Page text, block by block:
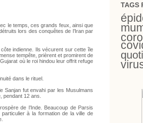
TAGS
le temps, ces grands feux, ainsi que
lors des conquêtes de l’Iran par
indienne. Ils vécurent sur cette île
tempête, prièrent et promirent de
où le roi hindou leur offrit refuge
dans le rituel.
Sanjan fut envahi par les Musulmans
pendant 12 ans.
de l’Inde. Beaucoup de Parsis
à la formation de la ville de